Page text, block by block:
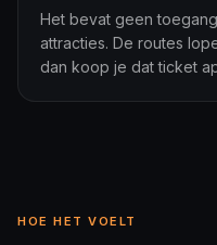
Het bevat geen
attracties. De routes
dan koop je dat ticket
HOE HET VOELT